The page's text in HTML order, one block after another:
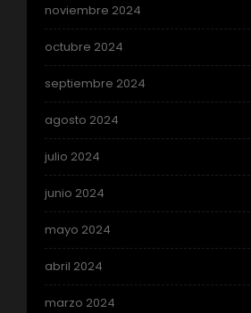
noviembre 2024
octubre 2024
septiembre 2024
agosto 2024
julio 2024
junio 2024
mayo 2024
abril 2024
marzo 2024